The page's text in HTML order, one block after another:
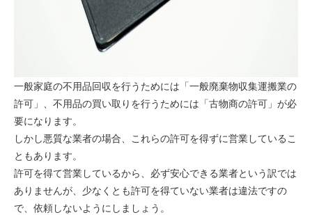
一般家庭の不用品回収を行うためには「一般廃棄物収集運搬業の
許可」、不用品の買い取りを行うためには「古物商の許可」が必
要になります。
しかし悪質な業者の場合、これらの許可を得ずに営業しているこ
ともあります。
許可を得て営業しているから、必ず安心できる業者という訳では
ありませんが、少なくとも許可を得ていない業者は違法ですの
で、依頼しないようにしましょう。